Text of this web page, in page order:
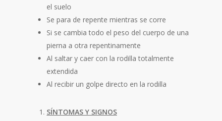
el suelo
Se para de repente mientras se corre
Si se cambia todo el peso del cuerpo de una
pierna a otra repentinamente
Al saltar y caer con la rodilla totalmente
extendida
Al recibir un golpe directo en la rodilla
SÍNTOMAS Y SIGNOS